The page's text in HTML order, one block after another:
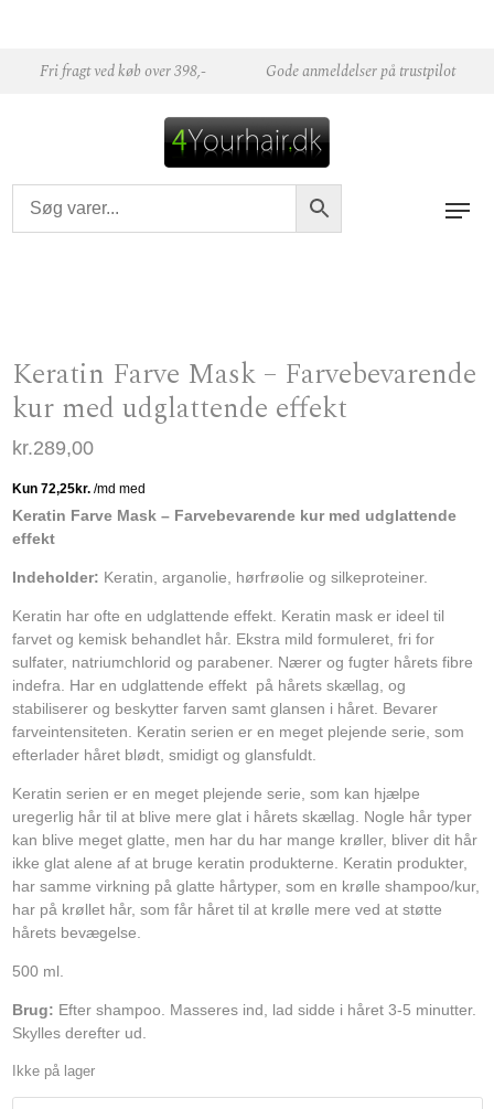
Fri fragt ved køb over 398,- Gode anmeldelser på trustpilot
Keratin Farve Mask – Farvebevarende
kur med udglattende effekt
kr.289,00
Keratin Farve Mask – Farvebevarende kur med udglattende
effekt
Indeholder: Keratin, arganolie, hørfrøolie og silkeproteiner.
Keratin har ofte en udglattende effekt. Keratin mask er ideel til
farvet og kemisk behandlet hår. Ekstra mild formuleret, fri for
sulfater, natriumchlorid og parabener. Nærer og fugter hårets fibre
indefra. Har en udglattende effekt på hårets skællag, og
stabiliserer og beskytter farven samt glansen i håret. Bevarer
farveintensiteten. Keratin serien er en meget plejende serie, som
efterlader håret blødt, smidigt og glansfuldt.
Keratin serien er en meget plejende serie, som kan hjælpe
uregerlig hår til at blive mere glat i hårets skællag. Nogle hår typer
kan blive meget glatte, men har du har mange krøller, bliver dit hår
ikke glat alene af at bruge keratin produkterne. Keratin produkter,
har samme virkning på glatte hårtyper, som en krølle shampoo/kur,
har på krøllet hår, som får håret til at krølle mere ved at støtte
hårets bevægelse.
500 ml.
Brug: Efter shampoo. Masseres ind, lad sidde i håret 3-5 minutter.
Skylles derefter ud.
Ikke på lager